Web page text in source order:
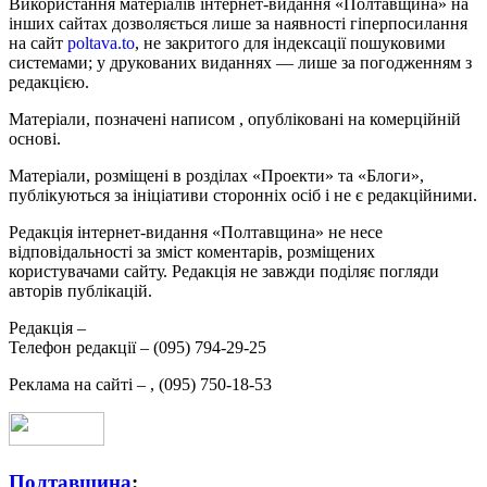
Використання матеріалів інтернет-видання «Полтавщина» на
інших сайтах дозволяється лише за наявності гіперпосилання
на сайт poltava.to, не закритого для індексації пошуковими
системами; у друкованих виданнях — лише за погодженням з
редакцією.
Матеріали, позначені написом , опубліковані на комерційній
основі.
Матеріали, розміщені в розділах «Проекти» та «Блоги»,
публікуються за ініціативи сторонніх осіб і не є редакційними.
Редакція інтернет-видання «Полтавщина» не несе
відповідальності за зміст коментарів, розміщених
користувачами сайту. Редакція не завжди поділяє погляди
авторів публікацій.
Редакція –
Телефон редакції – (095) 794-29-25
Реклама на сайті – , (095) 750-18-53
Полтавщина: